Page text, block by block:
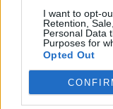
I want to opt-
Retention,
Personal Data
Purposes for
Opted Out